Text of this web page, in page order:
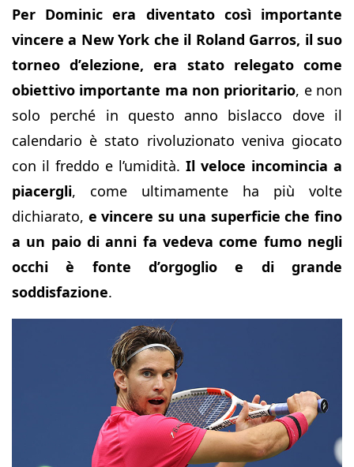
Per Dominic era diventato così importante
vincere a New York che il Roland Garros, il suo
torneo d’elezione, era stato relegato come
obiettivo importante ma non prioritario, e non
solo perché in questo anno bislacco dove il
calendario è stato rivoluzionato veniva giocato
con il freddo e l’umidità. Il veloce incomincia a
piacergli, come ultimamente ha più volte
dichiarato, e vincere su una superficie che fino
a un paio di anni fa vedeva come fumo negli
occhi è fonte d’orgoglio e di grande
soddisfazione.